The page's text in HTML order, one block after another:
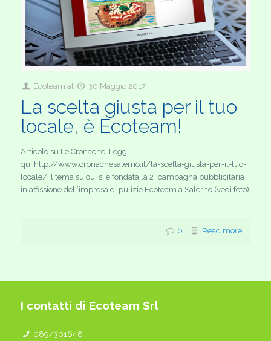
Ecoteam at 30 Maggio 2017
La scelta giusta per il tuo
locale, è Ecoteam!
Articolo su Le Cronache. Leggi
qui http://www.cronachesalerno.it/la-scelta-giusta-per-il-tuo-
locale/ il tema su cui si è fondata la 2° campagna pubblicitaria
in affissione dell’impresa di pulizie Ecoteam a Salerno.(vedi foto)
0 Read more
I contatti di Ecoteam Srl
089/301648